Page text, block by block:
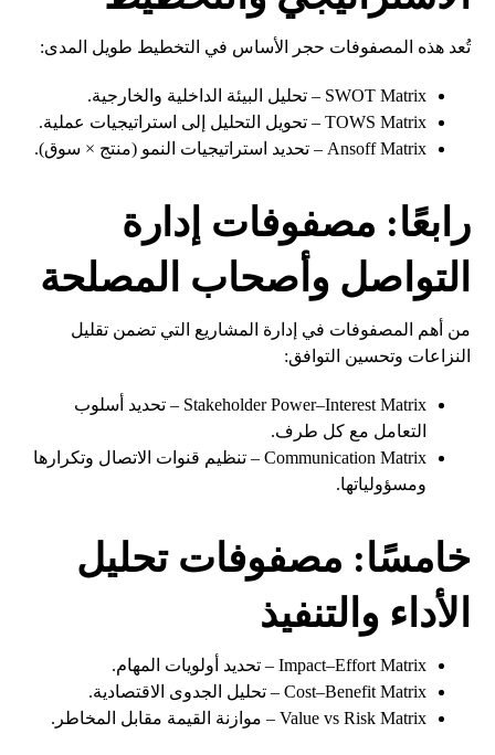
تُعد هذه المصفوفات حجر الأساس في التخطيط طويل المدى:
SWOT Matrix – تحليل البيئة الداخلية والخارجية.
TOWS Matrix – تحويل التحليل إلى استراتيجيات عملية.
Ansoff Matrix – تحديد استراتيجيات النمو (منتج × سوق).
رابعًا: مصفوفات إدارة
التواصل وأصحاب المصلحة
من أهم المصفوفات في إدارة المشاريع التي تضمن تقليل
النزاعات وتحسين التوافق:
Stakeholder Power–Interest Matrix – تحديد أسلوب
التعامل مع كل طرف.
Communication Matrix – تنظيم قنوات الاتصال وتكرارها
ومسؤولياتها.
خامسًا: مصفوفات تحليل
الأداء والتنفيذ
Impact–Effort Matrix – تحديد أولويات المهام.
Cost–Benefit Matrix – تحليل الجدوى الاقتصادية.
Value vs Risk Matrix – موازنة القيمة مقابل المخاطر.